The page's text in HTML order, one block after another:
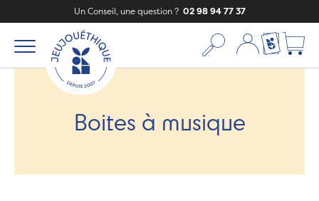
Un Conseil, une question ? 02 98 94 77 37
Mon compte
Ma liste
Boites à musique